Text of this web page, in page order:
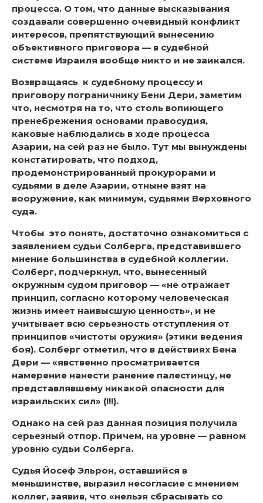
процесса. О том, что данные высказывания
создавали совершенно очевидный конфликт
интересов, препятствующий вынесению
объективного приговора — в судебной
системе Израиля вообще никто и не заикался.
Возвращаясь к судебному процессу и
приговору пограничнику Бени Дери, заметим
что, несмотря на то, что столь вопиющего
пренебрежения основами правосудия,
каковые наблюдались в ходе процесса
Азарии, на сей раз не было. Тут мы вынуждены
констатировать, что подход,
продемонстрированный прокурорами и
судьями в деле Азарии, отныне взят на
вооружение, как минимум, судьями Верховного
суда.
Чтобы это понять, достаточно ознакомиться с
заявлением судьи Солберга, представившего
мнение большинства в судебной коллегии.
Солберг, подчеркнул, что, вынесенный
окружным судом приговор — «не отражает
принцип, согласно которому человеческая
жизнь имеет наивысшую ценность», и не
учитывает всю серьезность отступления от
принципов «чистоты оружия» (этики ведения
боя). Солберг отметил, что в действиях Бена
Дери — «явственно просматривается
намерение нанести ранение палестинцу, не
представлявшему никакой опасности для
израильских сил» (!!!).
Однако на сей раз данная позиция получила
серьезный отпор. Причем, на уровне — равном
уровню судьи Солберга.
Судья Йосеф Эльрон, оставшийся в
меньшинстве, выразил несогласие с мнением
коллег, заявив, что «нельзя сбрасывать со